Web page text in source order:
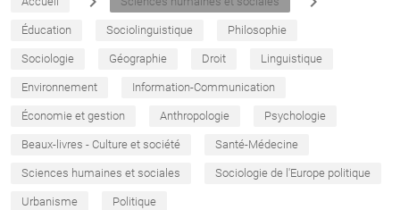
Éducation Sociolinguistique Philosophie
Sociologie Géographie Droit Linguistique
Environnement Information-Communication
Économie et gestion Anthropologie Psychologie
Beaux-livres - Culture et société Santé-Médecine
Sciences humaines et sociales Sociologie de l'Europe politique
Urbanisme Politique